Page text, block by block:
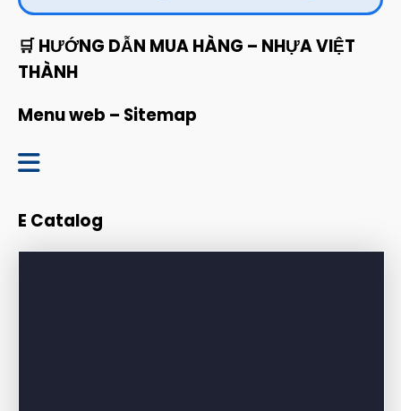
🛒 HƯỚNG DẪN MUA HÀNG – NHỰA VIỆT
THÀNH
Menu web – Sitemap
Giới thiệu
E Catalog